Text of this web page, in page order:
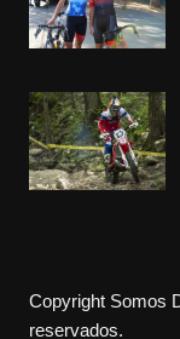
Copyright Somos
reservados.